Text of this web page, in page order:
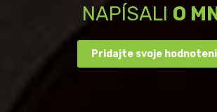
NAPÍSALI O
Pridajte svoje